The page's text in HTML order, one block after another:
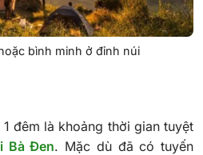
bình minh ở đỉnh núi
đêm là khoảng thời gian tuyệt
Bà Đen. Mặc dù đã có tuyến